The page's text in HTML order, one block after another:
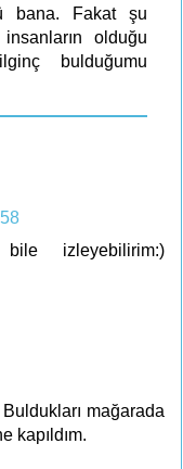
bana. Fakat şu
olduğu
bulduğumu
izleyebilirim:)
mağarada
kapıldım.